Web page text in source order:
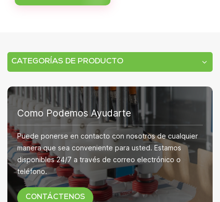
CATEGORÍAS DE PRODUCTO
Como Podemos Ayudarte
Puede ponerse en contacto con nosotros de cualquier
manera que sea conveniente para usted. Estamos
disponibles 24/7 a través de correo electrónico o
teléfono.
CONTÁCTENOS